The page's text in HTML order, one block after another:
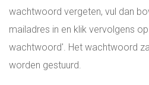
MANAGER & TEAM
VACATURES
wachtwoord vergeten, vul dan
mailadres in en klik vervolgens
wachtwoord'. Het wachtwoord
worden gestuurd.